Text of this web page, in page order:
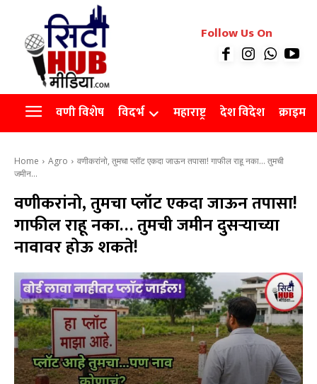
रियल इस्टेट
Videos
Agro
Follow Us On
वणी विशेष विदर्भ महाराष्ट्र देश विदेश क्राइम
Home Agro
वणीकरांनो, तुमचा प्लॉट एकदा जाऊन तपासा! गाफील राहू नका… तुमची
जमीन...
वणीकरांनो, तुमचा प्लॉट एकदा जाऊन तपासा!
गाफील राहू नका… तुमची जमीन दुसऱ्याच्या
नावावर होऊ शकते!